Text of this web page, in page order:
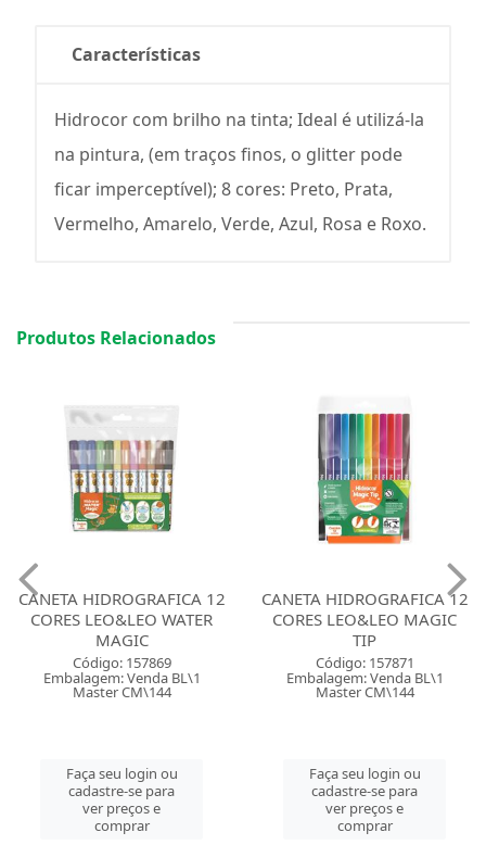
Características
Hidrocor com brilho na tinta; Ideal é utilizá-la
na pintura, (em traços finos, o glitter pode
ficar imperceptível); 8 cores: Preto, Prata,
Vermelho, Amarelo, Verde, Azul, Rosa e Roxo.
Produtos Relacionados
CANETA HIDROGRAFICA 12
CORES LEO&LEO WATER
MAGIC
Código: 157869
Embalagem: Venda BL\1
Master CM\144
Faça seu login ou
cadastre-se para
ver preços e
comprar
CANETA HIDROGRAFICA 12
CORES LEO&LEO MAGIC
TIP
Código: 157871
Embalagem: Venda BL\1
Master CM\144
Faça seu login ou
cadastre-se para
ver preços e
comprar